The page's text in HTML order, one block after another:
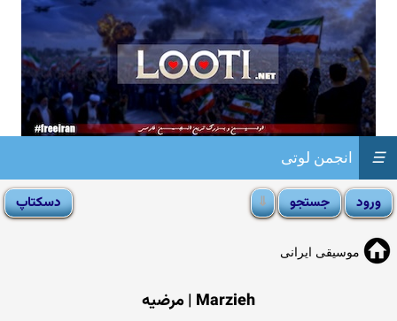
انجمن لوتی ☰
موسیقی ایرانی
Marzieh | مرضیه